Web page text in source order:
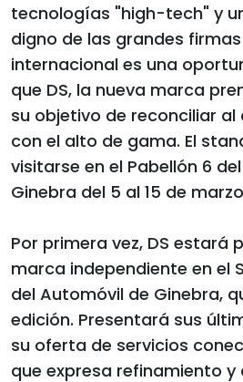
tecnologías "high-tech" y
digno de las grandes
internacional es una
que DS, la nueva marca
su objetivo de reconciliar
con el alto de gama. El
visitarse en el Pabellón 6
Ginebra del 5 al 15 de
Por primera vez, DS estará
marca independiente en el
del Automóvil de Ginebra,
edición. Presentará sus
su oferta de servicios
que expresa refinamiento